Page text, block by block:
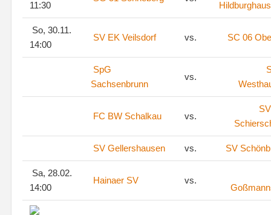
11:30
So, 30.11.
14:00
SV EK Veilsdorf vs. SC 06
SpG
Sachsenbrunn
vs.
FC BW Schalkau vs.
SV Gellershausen vs. SV
Sa, 28.02.
14:00
Hainaer SV vs.